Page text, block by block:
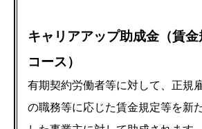
キャリアアップ助成金（賃
コース）
有期契約労働者等に対して、正規
の職務等に応じた賃金規定等を新